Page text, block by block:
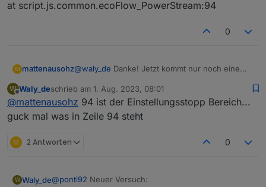
at script.js.common.ecoFlow_PowerStream:94
0
M mattenausohz@waly_de Danke! Jetzt kommt nur noch eine
09:58:21.826 error javascript.0 (1121881)
script.js.common.ecoFlow_PowerStream
compile failed:
W
Offline
Waly_deschrieb am 1. Aug. 2023, 08:01
zuletzt editiert von
@mattenausohz 94 ist der Einstellungsstopp Bereich...
guck mal was in Zeile 94 steht
M 2 Antworten 0
W Waly_de@ponti92 Neuer Versuch: